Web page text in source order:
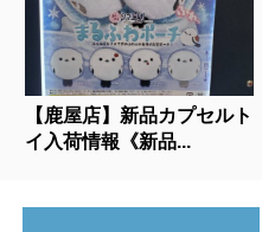
【鹿屋店】新品カプセルト
イ入荷情報《新品...